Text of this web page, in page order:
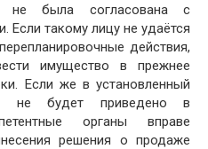
не была согласована с
Если такому лицу не удаётся
действия,
имущество в прежнее
Если же в установленный
не будет приведено в
органы вправе
решения о продаже